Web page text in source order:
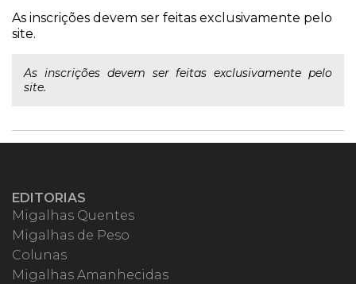
As inscrições devem ser feitas exclusivamente pelo
site.
As inscrições devem ser feitas exclusivamente pelo
site.
EDITORIAS
Migalhas Quentes
Migalhas de Peso
Colunas
Migalhas Amanhecidas